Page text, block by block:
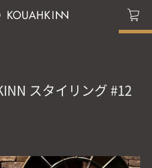
スタイリング #12